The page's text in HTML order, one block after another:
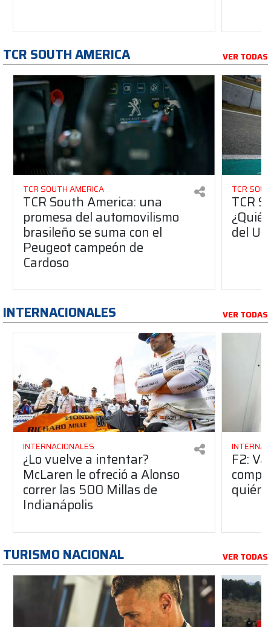
TCR SOUTH AMERICA VER TODAS
TCR SOUTH AMERICA
TCR South America: una
promesa del automovilismo
brasileño se suma con el
Peugeot campeón de
Cardoso
TCR
TCR
del
INTERNACIONALES VER TODAS
INTERNACIONALES
¿Lo vuelve a intentar?
McLaren le ofreció a Alonso
correr las 500 Millas de
Indianápolis
F2:
quién
TURISMO NACIONAL VER TODAS